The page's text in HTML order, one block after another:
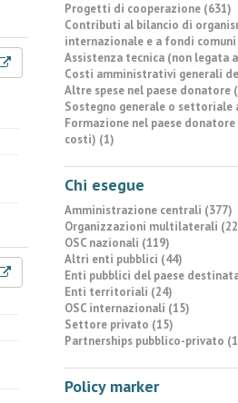
Progetti di cooperazione (631)
Contributi al bilancio di
internazionale e a fondi
Assistenza tecnica (non legata
Costi amministrativi generali
Altre spese nel paese donatore
Sostegno generale o settoriale
Formazione nel paese
costi) (1)
Chi esegue
Amministrazione centrali (377)
Organizzazioni multilaterali
OSC nazionali (119)
Altri enti pubblici (44)
Enti pubblici del paese
Enti territoriali (24)
OSC internazionali (15)
Settore privato (15)
Partnerships pubblico-privato
Policy marker